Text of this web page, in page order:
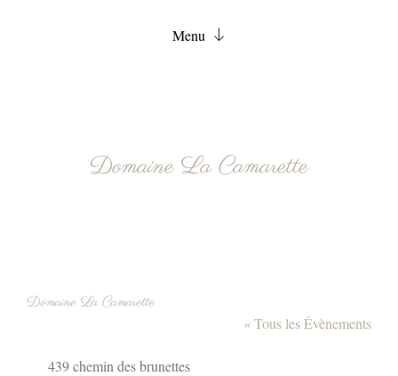
Menu
Domaine La Camarette
Domaine La Camarette
« Tous les Évènements
Adresse
439 chemin des brunettes